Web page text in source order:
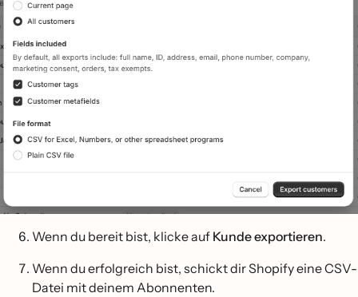
Wenn du bereit bist, klicke auf Kunde exportieren.
Wenn du erfolgreich bist, schickt dir Shopify eine CSV-
Datei mit deinem Abonnenten.